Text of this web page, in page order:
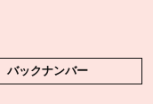
バックナンバー